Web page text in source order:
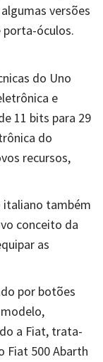
versões
óculos.
do Uno
e
11 bits para 29
do
recursos,
italiano também
conceito da
as
por botões
a Fiat, trata-
Fiat 500 Abarth